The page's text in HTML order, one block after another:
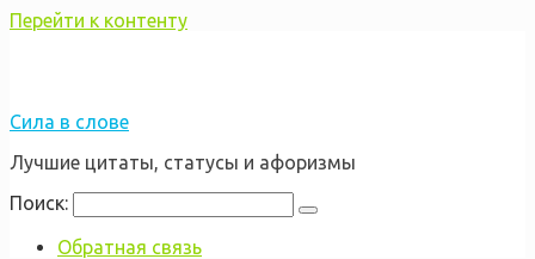
Перейти к контенту
Сила в слове
Лучшие цитаты, статусы и афоризмы
Поиск:
Обратная связь